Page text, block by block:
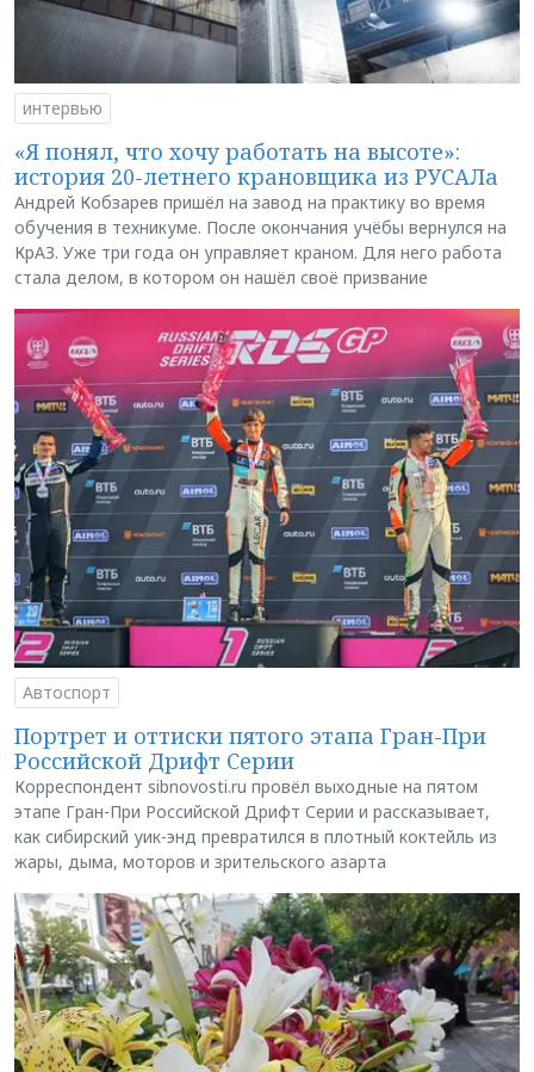
интервью
«Я понял, что хочу работать на высоте»:
история 20-летнего крановщика из РУСАЛа
Андрей Кобзарев пришёл на завод на практику во время
обучения в техникуме. После окончания учёбы вернулся на
КрАЗ. Уже три года он управляет краном. Для него работа
стала делом, в котором он нашёл своё призвание
Автоспорт
Портрет и оттиски пятого этапа Гран-При
Российской Дрифт Серии
Корреспондент sibnovosti.ru провёл выходные на пятом
этапе Гран-При Российской Дрифт Серии и рассказывает,
как сибирский уик-энд превратился в плотный коктейль из
жары, дыма, моторов и зрительского азарта